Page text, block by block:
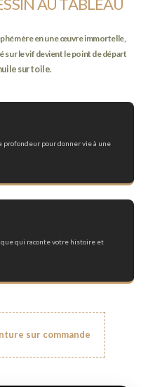
en une œuvre immortelle,
sur le vif devient le point de départ
sur toile.
profondeur pour donner vie à une
qui raconte votre histoire et
sur commande